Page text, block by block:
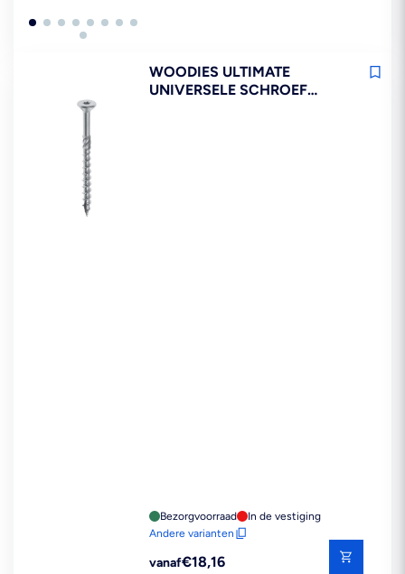
WOODIES ULTIMATE
UNIVERSELE SCHROEF
Bezorgvoorraad
In de vestiging
Andere varianten
Reguliere
vanaf€18,16